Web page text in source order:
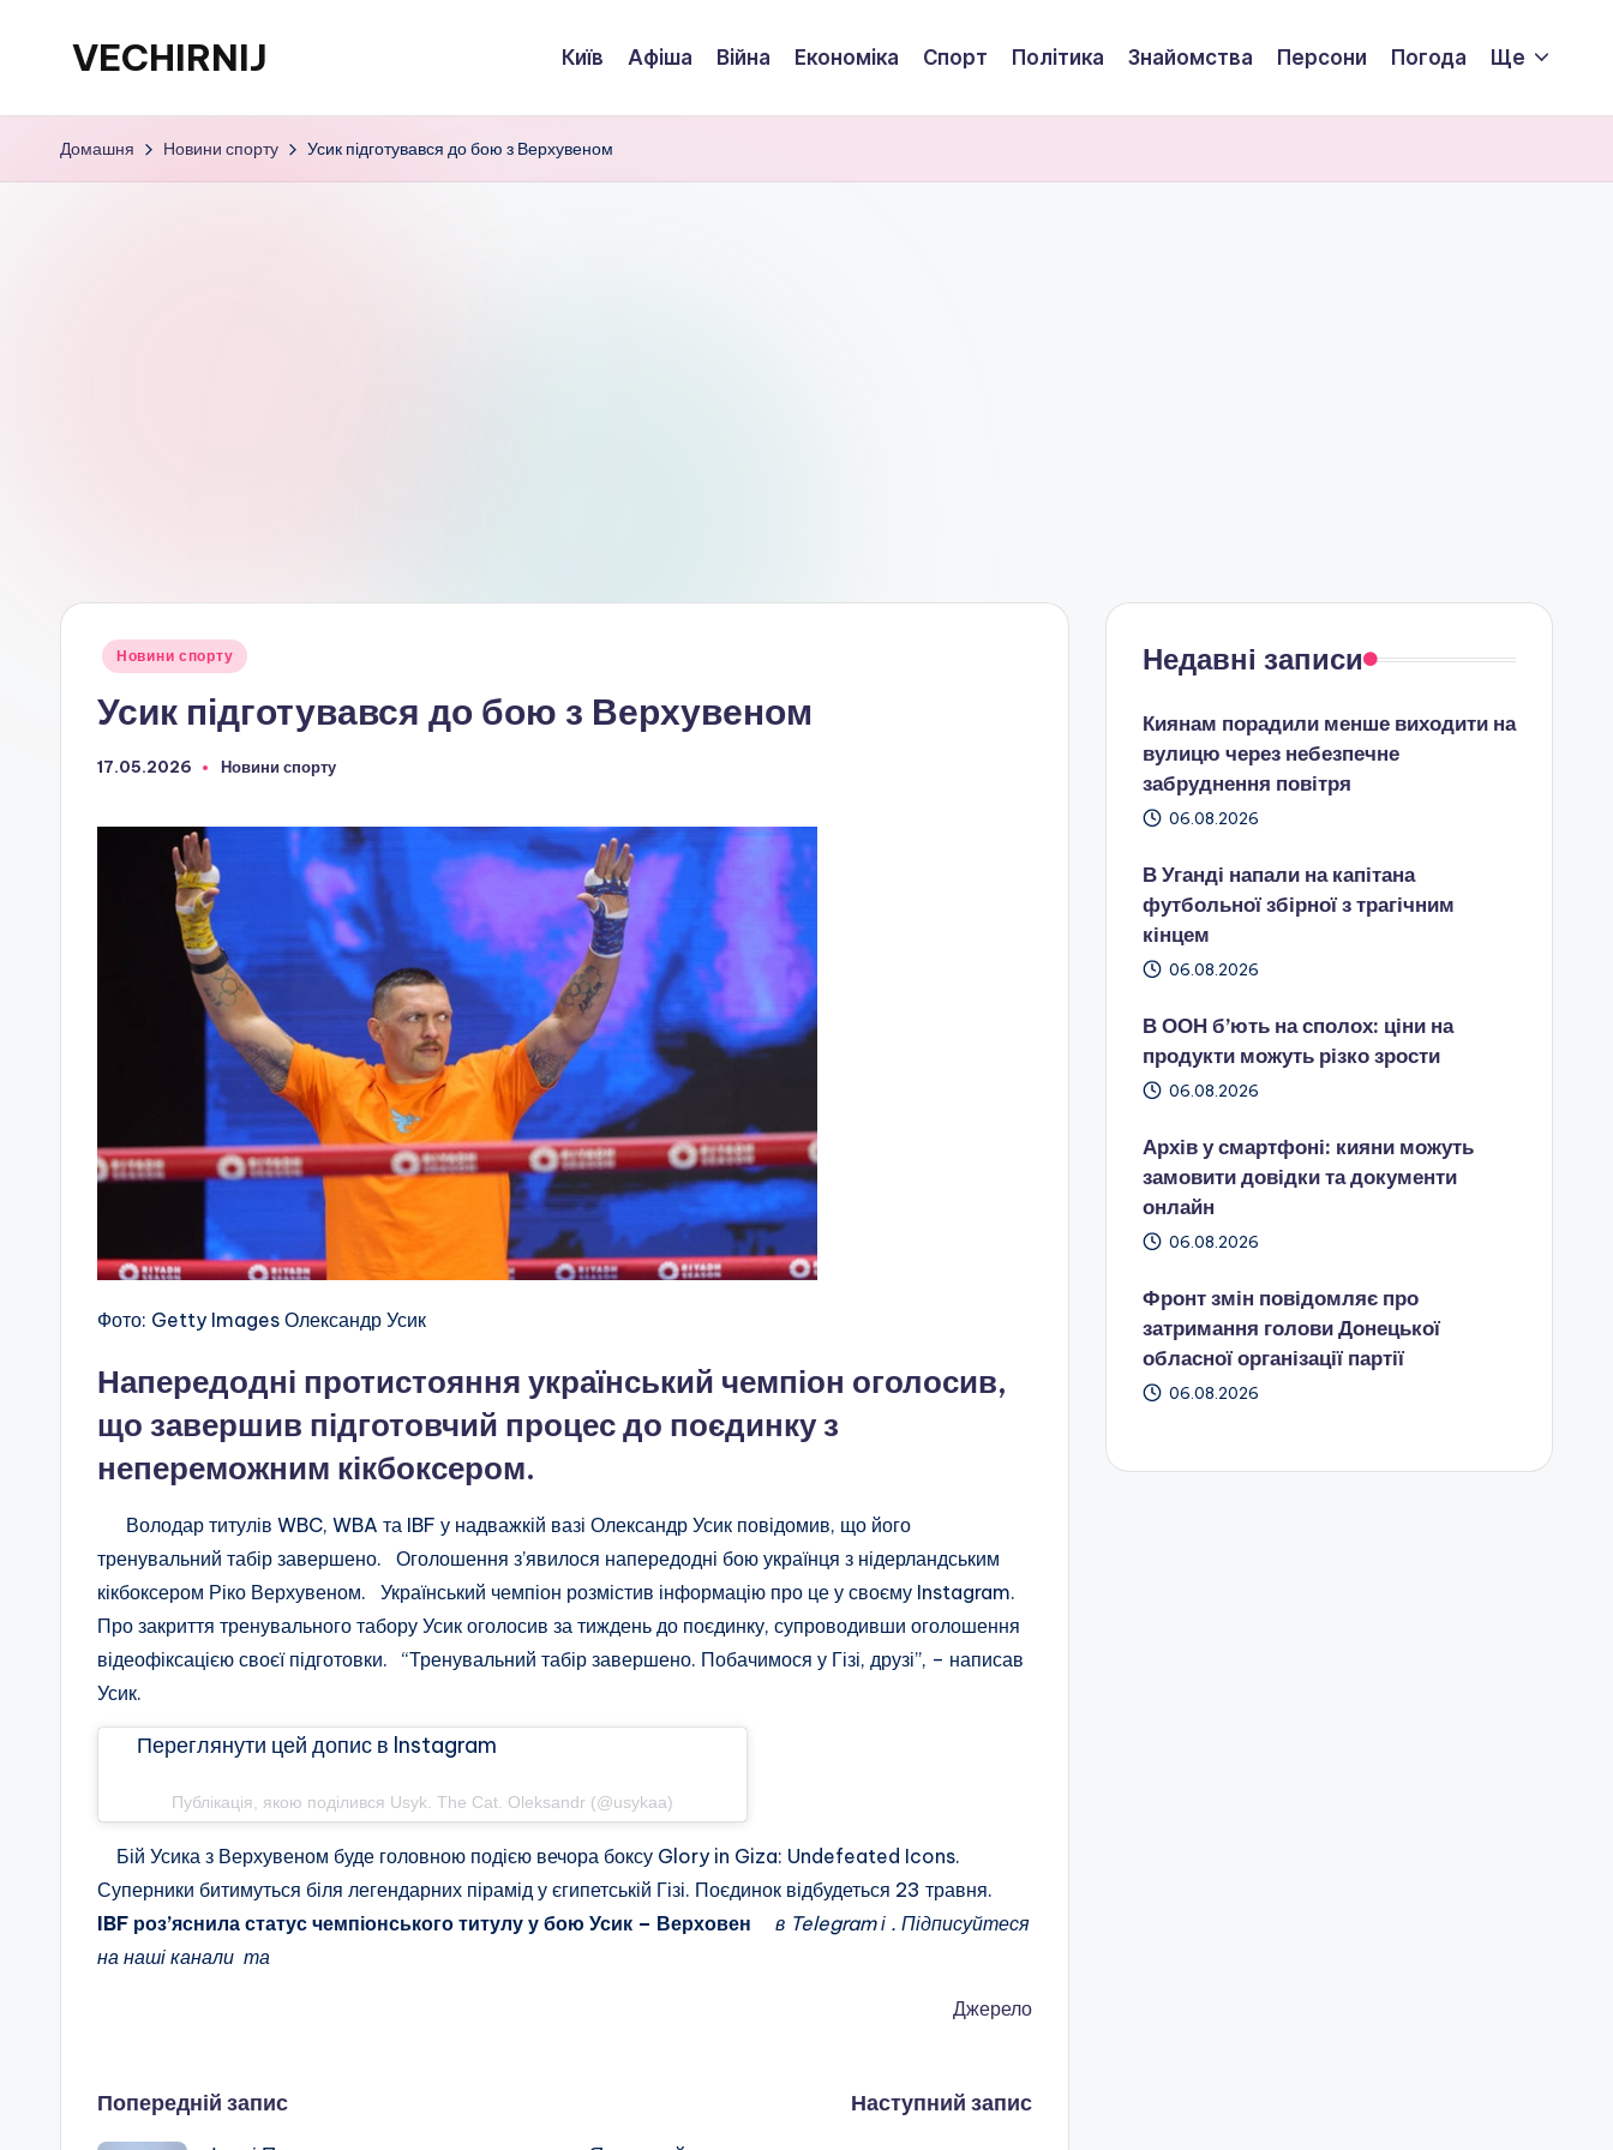
ПерейтиVECHIRNIJ Київ Афіша Війна Економіка Спорт Політика Знайомства Персони Погода Ще
Домашня Новини спорту Усик підготувався до бою з Верхувеном
Опубліковано
Новини спорту
Усик підготувався до бою з Верхувеном
17.05.2026
Опубліковано
Новини спорту
Фото: Getty Images Олександр Усик
Напередодні протистояння український чемпіон оголосив,
що завершив підготовчий процес до поєдинку з
непереможним кікбоксером.
Володар титулів WBC, WBA та IBF у надважкій вазі Олександр Усик повідомив, що його
тренувальний табір завершено. Оголошення з’явилося напередодні бою українця з нідерландським
кікбоксером Ріко Верхувеном. Український чемпіон розмістив інформацію про це у своєму Instagram.
Про закриття тренувального табору Усик оголосив за тиждень до поєдинку, супроводивши оголошення
відеофіксацією своєї підготовки. “Тренувальний табір завершено. Побачимося у Гізі, друзі”, – написав
Усик.
Переглянути цей допис в Instagram
Публікація, якою поділився Usyk. The Cat. Oleksandr (@usykaa)
Бій Усика з Верхувеном буде головною подією вечора боксу Glory in Giza: Undefeated Icons.
Суперники битимуться біля легендарних пірамід у єгипетській Гізі. Поєдинок відбудеться 23 травня.
IBF роз’яснила статус чемпіонського титулу у бою Усик – Верховен
в Telegram і . Підписуйтеся
на наші канали та
Джерело
Навігація
Попередній запис Наступний запис
Недавні записи
Киянам порадили менше виходити на
вулицю через небезпечне
забруднення повітря
06.08.2026
В Уганді напали на капітана
футбольної збірної з трагічним
кінцем
06.08.2026
В ООН б’ють на сполох: ціни на
продукти можуть різко зрости
06.08.2026
Архів у смартфоні: кияни можуть
замовити довідки та документи
онлайн
06.08.2026
Фронт змін повідомляє про
затримання голови Донецької
обласної організації партії
06.08.2026